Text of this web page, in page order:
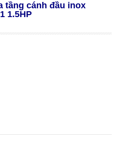
tầng cánh đầu inox
1.5HP